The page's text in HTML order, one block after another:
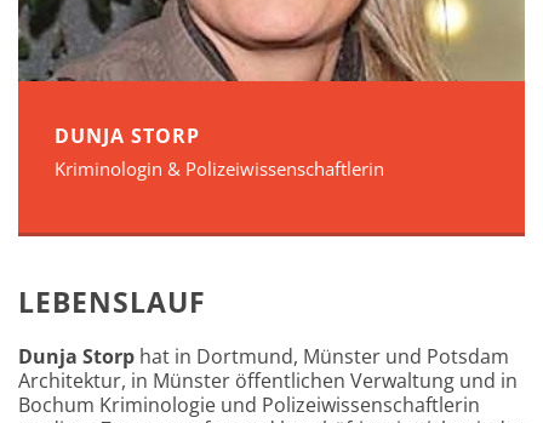
DUNJA STORP
Kriminologin & Polizeiwissenschaftlerin
LEBENSLAUF
Dunja Storp hat in Dortmund, Münster und Potsdam
Architektur, in Münster öffentlichen Verwaltung und in
Bochum Kriminologie und Polizeiwissenschaftlerin